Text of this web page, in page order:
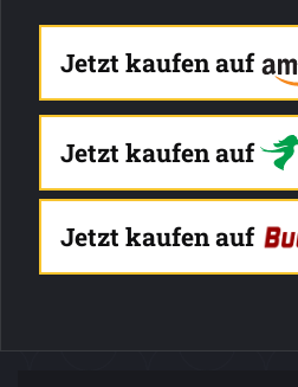
Jetzt kaufen auf
Jetzt kaufen auf
Jetzt kaufen auf